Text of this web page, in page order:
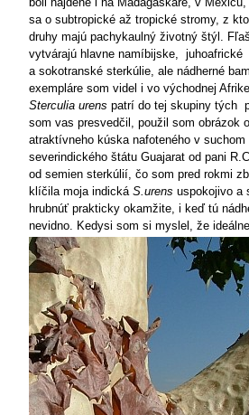
sa o subtropické až tropické stromy, z
druhy majú pachykaulný životný štýl.
vytvárajú hlavne namíbijske, juhoafrické
a sokotranské sterkúlie, ale nádherné
exempláre som videl i vo východnej
Sterculia urens patrí do tej skupiny tých
som vas presvedčil, použil som obrázok
atraktívneho kúska nafoteného v suchom
severindického štátu Guajarat od pani
od semien sterkúlií, čo som pred rokmi
klíčila moja indickáS.urens uspokojivo a
hrubnúť prakticky okamžite, i keď tú
nevidno. Kedysi som si myslel, že ideálne